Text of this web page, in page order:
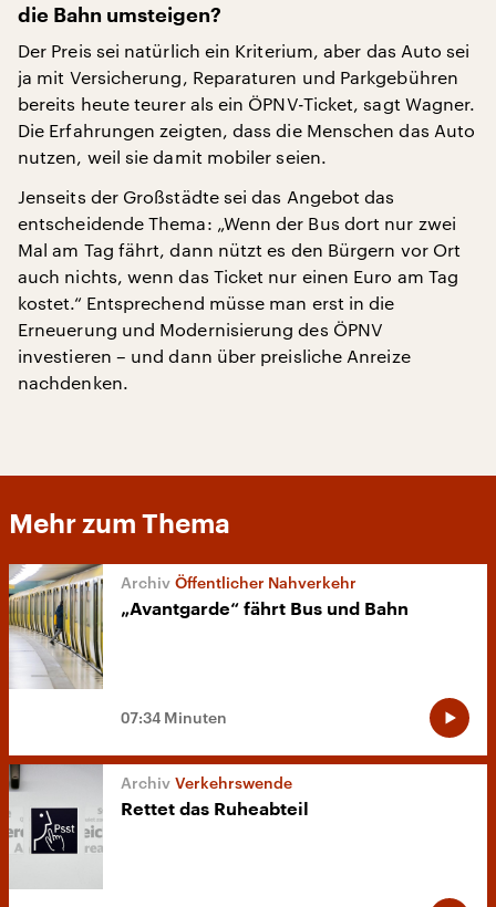
die Bahn umsteigen?
Der Preis sei natürlich ein Kriterium, aber das Auto sei
ja mit Versicherung, Reparaturen und Parkgebühren
bereits heute teurer als ein ÖPNV-Ticket, sagt Wagner.
Die Erfahrungen zeigten, dass die Menschen das Auto
nutzen, weil sie damit mobiler seien.
Jenseits der Großstädte sei das Angebot das
entscheidende Thema: „Wenn der Bus dort nur zwei
Mal am Tag fährt, dann nützt es den Bürgern vor Ort
auch nichts, wenn das Ticket nur einen Euro am Tag
kostet.“ Entsprechend müsse man erst in die
Erneuerung und Modernisierung des ÖPNV
investieren – und dann über preisliche Anreize
nachdenken.
Mehr zum Thema
Öffentlicher Nahverkehr
„Avantgarde“ fährt Bus und Bahn
07:34 Minuten
Verkehrswende
Rettet das Ruheabteil